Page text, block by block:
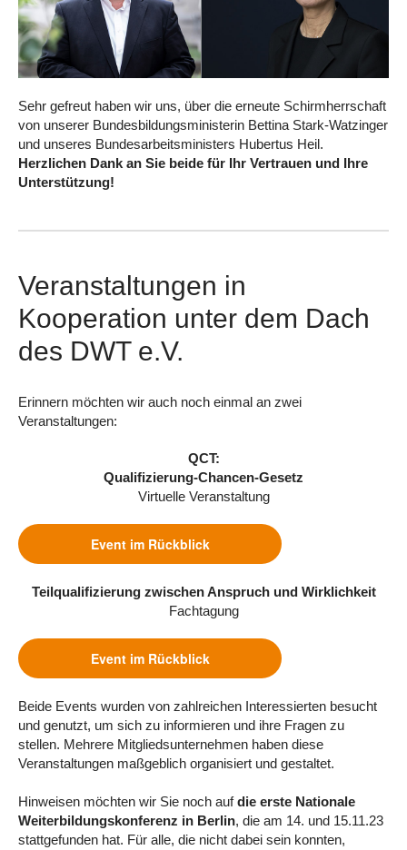
Sehr gefreut haben wir uns, über die erneute Schirmherrschaft
von unserer Bundesbildungsministerin Bettina Stark-Watzinger
und unseres Bundesarbeitsministers Hubertus Heil.
Herzlichen Dank an Sie beide für Ihr Vertrauen und Ihre
Unterstützung!
Veranstaltungen in
Kooperation unter dem Dach
des DWT e.V.
Erinnern möchten wir auch noch einmal an zwei
Veranstaltungen:
QCT:
Qualifizierung-Chancen-Gesetz
Virtuelle Veranstaltung
Event im Rückblick
Teilqualifizierung zwischen Anspruch und Wirklichkeit
Fachtagung
Event im Rückblick
Beide Events wurden von zahlreichen Interessierten besucht
und genutzt, um sich zu informieren und ihre Fragen zu
stellen. Mehrere Mitgliedsunternehmen haben diese
Veranstaltungen maßgeblich organisiert und gestaltet.
Hinweisen möchten wir Sie noch aufdie erste Nationale
Weiterbildungskonferenz in Berlin, die am 14. und 15.11.23
stattgefunden hat. Für alle, die nicht dabei sein konnten,